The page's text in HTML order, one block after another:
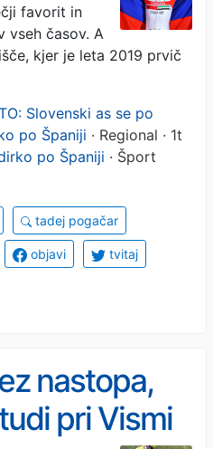
favorit in
vseh časov. A
kjer je leta 2019 prvič
Slovenski as se po
po Španiji · Regional · 1t
po Španiji · Šport
tadej pogačar
objavi tvitaj
nastopa,
pri Vismi